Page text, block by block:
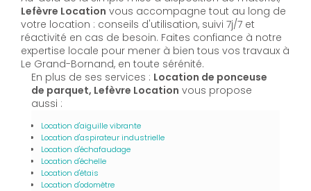
Lefèvre Location vous accompagne tout au long de
votre location : conseils d'utilisation, suivi 7j/7 et
réactivité en cas de besoin. Faites confiance à notre
expertise locale pour mener à bien tous vos travaux à
Le Grand-Bornand, en toute sérénité.
En plus de ses services : Location de ponceuse
de parquet, Lefèvre Location vous propose
aussi :
Location d'aiguille vibrante
Location d'aspirateur industrielle
Location d'échafaudage
Location d'échelle
Location d'étais
Location d'odomètre